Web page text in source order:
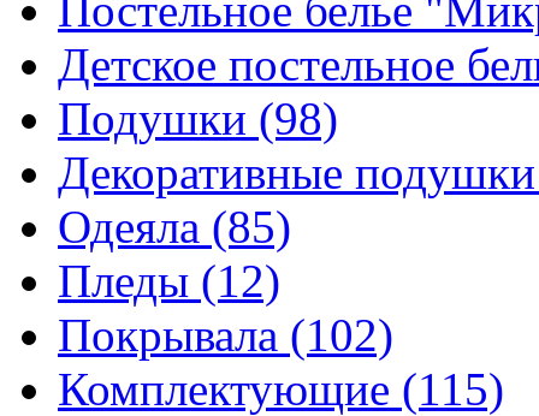
Детское постельное
Подушки (98)
Декоративные
Одеяла (85)
Пледы (12)
Покрывала (102)
Комплектующие (115)